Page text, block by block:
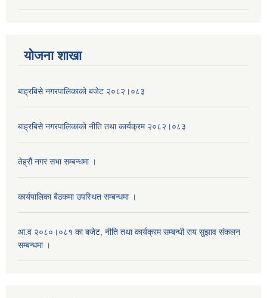
याेजना शाखा
बाह्रबिसे नगरपालिकाको बजेट २०८२।०८३
बाह्रबिसे नगरपालिकाको नीति तथा कार्यक्रम २०८२।०८३
तेह्रौं नगर सभा सम्बन्धमा ।
कार्यपालिका बैठकमा उपस्थित सम्बन्धमा ।
आ.व २०८०।०८१ का बजेट, नीति तथा कार्यक्रम सम्बन्धी राय सुझाव संकलन
सम्बन्धमा ।